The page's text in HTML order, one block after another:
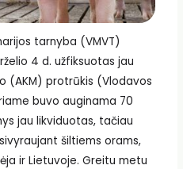
tarnyba (VMVT)
4 d. užfiksuotas jau
(AKM) protrūkis (Vlodavos
buvo auginama 70
jau likviduotas, tačiau
šiltiems orams,
ir Lietuvoje. Greitu metu